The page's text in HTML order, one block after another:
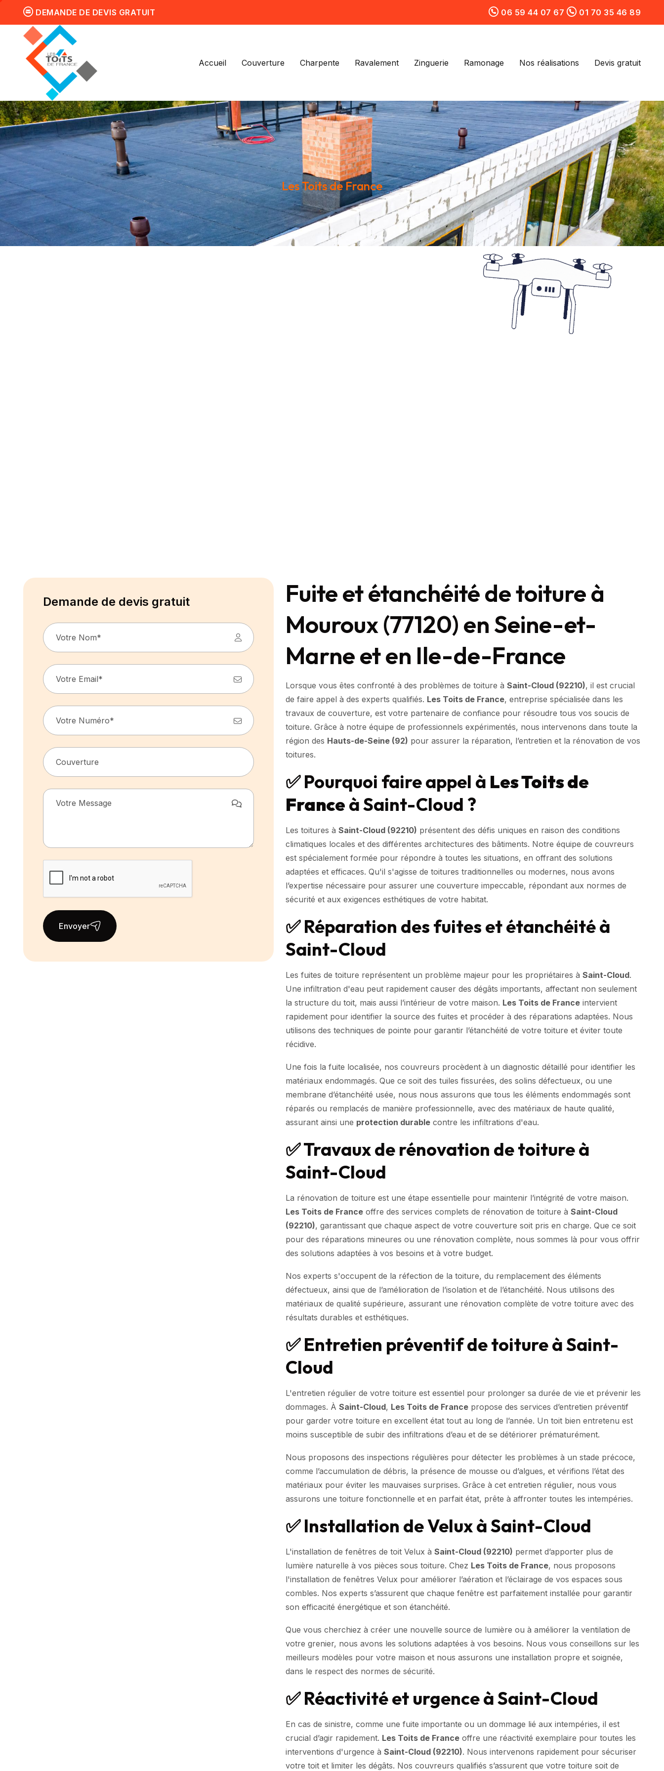
DEMANDE DE DEVIS GRATUIT 06 59 44 07 67 01 70 35 46 89
Accueil Couverture Charpente Ravalement Zinguerie Ramonage Nos réalisations Devis gratuit
Les Toits de France
Demande de devis gratuit
Envoyer
Fuite et étanchéité de toiture à
Mouroux (77120) en Seine-et-
Marne et en Ile-de-France
Lorsque vous êtes confronté à des problèmes de toiture à Saint-Cloud (92210), il est crucial
de faire appel à des experts qualifiés. Les Toits de France, entreprise spécialisée dans les
travaux de couverture, est votre partenaire de confiance pour résoudre tous vos soucis de
toiture. Grâce à notre équipe de professionnels expérimentés, nous intervenons dans toute la
région des Hauts-de-Seine (92) pour assurer la réparation, l’entretien et la rénovation de vos
toitures.
✅ Pourquoi faire appel à Les Toits de
France à Saint-Cloud ?
Les toitures à Saint-Cloud (92210) présentent des défis uniques en raison des conditions
climatiques locales et des différentes architectures des bâtiments. Notre équipe de couvreurs
est spécialement formée pour répondre à toutes les situations, en offrant des solutions
adaptées et efficaces. Qu'il s'agisse de toitures traditionnelles ou modernes, nous avons
l’expertise nécessaire pour assurer une couverture impeccable, répondant aux normes de
sécurité et aux exigences esthétiques de votre habitat.
✅ Réparation des fuites et étanchéité à
Saint-Cloud
Les fuites de toiture représentent un problème majeur pour les propriétaires à Saint-Cloud.
Une infiltration d'eau peut rapidement causer des dégâts importants, affectant non seulement
la structure du toit, mais aussi l’intérieur de votre maison. Les Toits de Franceintervient
rapidement pour identifier la source des fuites et procéder à des réparations adaptées. Nous
utilisons des techniques de pointe pour garantir l’étanchéité de votre toiture et éviter toute
récidive.
Une fois la fuite localisée, nos couvreurs procèdent à un diagnostic détaillé pour identifier les
matériaux endommagés. Que ce soit des tuiles fissurées, des solins défectueux, ou une
membrane d’étanchéité usée, nous nous assurons que tous les éléments endommagés sont
réparés ou remplacés de manière professionnelle, avec des matériaux de haute qualité,
assurant ainsi une protection durablecontre les infiltrations d'eau.
✅ Travaux de rénovation de toiture à
Saint-Cloud
La rénovation de toiture est une étape essentielle pour maintenir l’intégrité de votre maison.
Les Toits de Franceoffre des services complets de rénovation de toiture à Saint-Cloud
(92210), garantissant que chaque aspect de votre couverture soit pris en charge. Que ce soit
pour des réparations mineures ou une rénovation complète, nous sommes là pour vous offrir
des solutions adaptées à vos besoins et à votre budget.
Nos experts s'occupent de la réfection de la toiture, du remplacement des éléments
défectueux, ainsi que de l’amélioration de l’isolation et de l’étanchéité. Nous utilisons des
matériaux de qualité supérieure, assurant une rénovation complète de votre toiture avec des
résultats durables et esthétiques.
✅ Entretien préventif de toiture à Saint-
Cloud
L'entretien régulier de votre toiture est essentiel pour prolonger sa durée de vie et prévenir les
dommages. À Saint-Cloud, Les Toits de Francepropose des services d’entretien préventif
pour garder votre toiture en excellent état tout au long de l’année. Un toit bien entretenu est
moins susceptible de subir des infiltrations d’eau et de se détériorer prématurément.
Nous proposons des inspections régulières pour détecter les problèmes à un stade précoce,
comme l’accumulation de débris, la présence de mousse ou d’algues, et vérifions l’état des
matériaux pour éviter les mauvaises surprises. Grâce à cet entretien régulier, nous vous
assurons une toiture fonctionnelle et en parfait état, prête à affronter toutes les intempéries.
✅ Installation de Velux à Saint-Cloud
L'installation de fenêtres de toit Velux à Saint-Cloud (92210) permet d’apporter plus de
lumière naturelle à vos pièces sous toiture. Chez Les Toits de France, nous proposons
l'installation de fenêtres Velux pour améliorer l’aération et l’éclairage de vos espaces sous
combles. Nos experts s’assurent que chaque fenêtre est parfaitement installée pour garantir
son efficacité énergétique et son étanchéité.
Que vous cherchiez à créer une nouvelle source de lumière ou à améliorer la ventilation de
votre grenier, nous avons les solutions adaptées à vos besoins. Nous vous conseillons sur les
meilleurs modèles pour votre maison et nous assurons une installation propre et soignée,
dans le respect des normes de sécurité.
✅ Réactivité et urgence à Saint-Cloud
En cas de sinistre, comme une fuite importante ou un dommage lié aux intempéries, il est
crucial d’agir rapidement. Les Toits de Franceoffre une réactivité exemplaire pour toutes les
interventions d'urgence à Saint-Cloud (92210). Nous intervenons rapidement pour sécuriser
votre toit et limiter les dégâts. Nos couvreurs qualifiés s’assurent que votre toiture soit de